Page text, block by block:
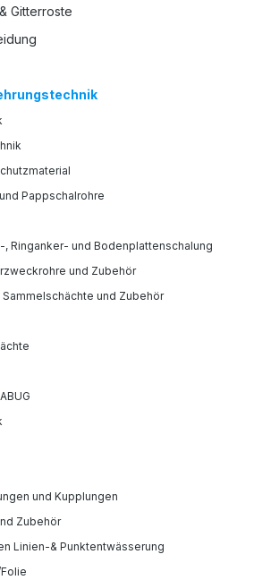
Gitterroste
Pappschalrohre
Ringanker- und Bodenplattenschalung
und Zubehör
und Zubehör
und Kupplungen
Zubehör
Linien-& Punktentwässerung